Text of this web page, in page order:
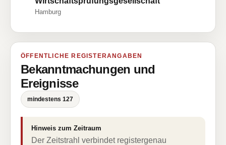
Hamburg
ÖFFENTLICHE REGISTERANGABEN
Bekanntmachungen und
Ereignisse
mindestens 127
Hinweis zum Zeitraum
Der Zeitstrahl verbindet registergenau